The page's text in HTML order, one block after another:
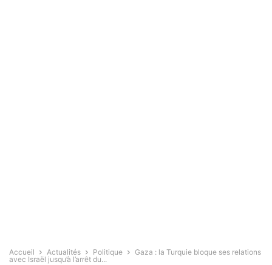
Accueil Actualités Politique
Gaza : la Turquie bloque ses relations
avec Israël jusqu’à l’arrêt du...